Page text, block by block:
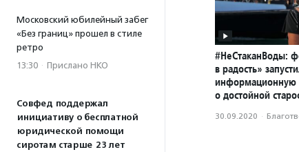
Московский юбилейный забег
«Без границ» прошел в стиле
ретро
13:30 · Прислано НКО
Совфед поддержал
инициативу о бесплатной
юридической помощи
сиротам старше 23 лет
#НеСтаканВоды:
в радость»
информационную
о достойной
30.09.2020 ·